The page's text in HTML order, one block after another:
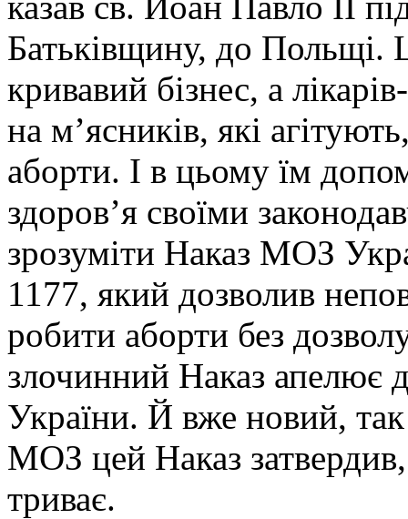
Батьківщину, до Польщі.
кривавий бізнес, а
на м’ясників, які
аборти. І в цьому їм
здоров’я своїми
зрозуміти Наказ МОЗ
1177, який дозволив
робити аборти без
злочинний Наказ апелює
України. Й вже новий,
МОЗ цей Наказ затвердив,
триває.